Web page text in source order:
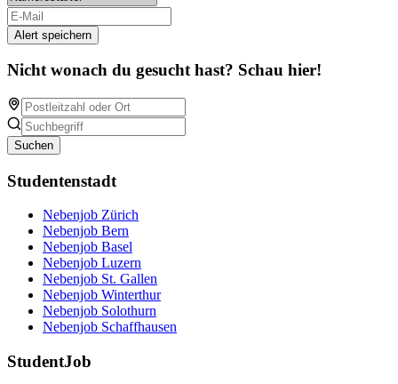
Alert speichern
Nicht wonach du gesucht hast? Schau hier!
Suchen
Studentenstadt
Nebenjob Zürich
Nebenjob Bern
Nebenjob Basel
Nebenjob Luzern
Nebenjob St. Gallen
Nebenjob Winterthur
Nebenjob Solothurn
Nebenjob Schaffhausen
StudentJob